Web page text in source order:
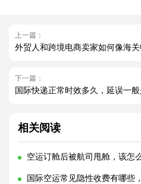
上一篇：
外贸人和跨境电商卖家如何像海
下一篇：
国际快递正常时效多久，延误一
相关阅读
空运订舱后被航司甩舱，该怎
国际空运常见隐性收费有哪些